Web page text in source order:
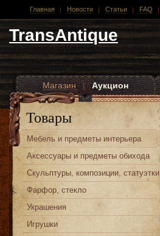
Главная Новости Статьи FAQ
TransAntique
Магазин | Аукцион
Другие стили
Товары
Мебель и предметы интерьера
Аксессуары и предметы обихода
Скульптуры, композиции, статуэтки
Фарфор, стекло
Украшения
Игрушки